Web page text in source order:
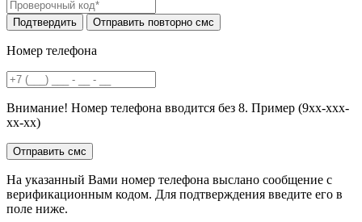
Номер телефона
Внимание! Номер телефона вводится без 8. Пример (9хх-ххх-
хх-хх)
На указанный Вами номер телефона выслано сообщение с
верификационным кодом. Для подтверждения введите его в
поле ниже.